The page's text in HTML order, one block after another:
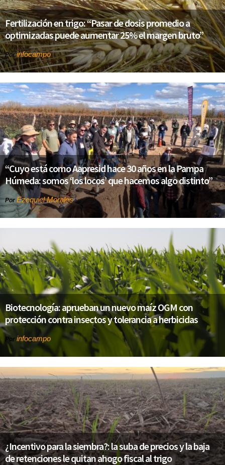
Fertilización en trigo: “Pasar de dosis promedio a
optimizadas puede aumentar 25% el margen bruto”
Porinfocampo
“Cuyo está como Aapresid hace 30 años en la Pampa
Húmeda: somos ‘los locos’ que hacemos algo distinto”
PorEzequiel Morales
Biotecnología: aprueban un nuevo maíz OGM con
protección contra insectos y tolerancia a herbicidas
Por infocampo
¿Incentivo para la siembra?: la suba de precios y la baja
de retenciones le quitan ahogo fiscal al trigo